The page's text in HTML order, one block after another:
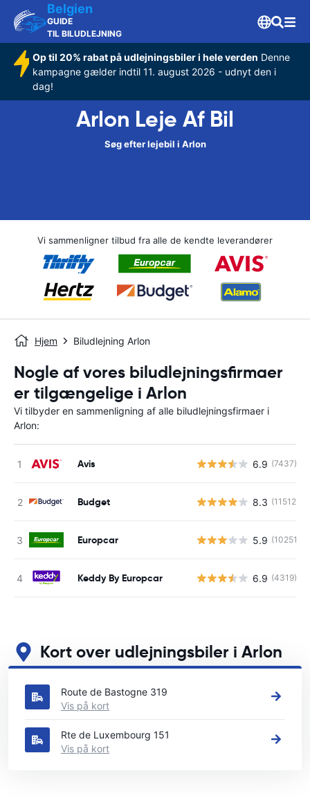
Belgien
GUIDE
TIL BILUDLEJNING
Op til 20% rabat på udlejningsbiler i hele verden Denne
kampagne gælder indtil 11. august 2026 - udnyt den i
dag!
Arlon Leje Af Bil
Søg efter lejebil i Arlon
Vi sammenligner tilbud fra alle de kendte leverandører
Hjem Biludlejning Arlon
Nogle af vores biludlejningsfirmaer
er tilgængelige i Arlon
Vi tilbyder en sammenligning af alle biludlejningsfirmaer i
Arlon:
Avis 6.9 (7437)
Budget 8.3 (11512)
Europcar 5.9 (10251)
Keddy By Europcar 6.9 (4319)
Kort over udlejningsbiler i Arlon
Se vores vigtigste biludlejningssteder i Arlon
Route de Bastogne 319
Vis på kort
Rte de Luxembourg 151
Vis på kort